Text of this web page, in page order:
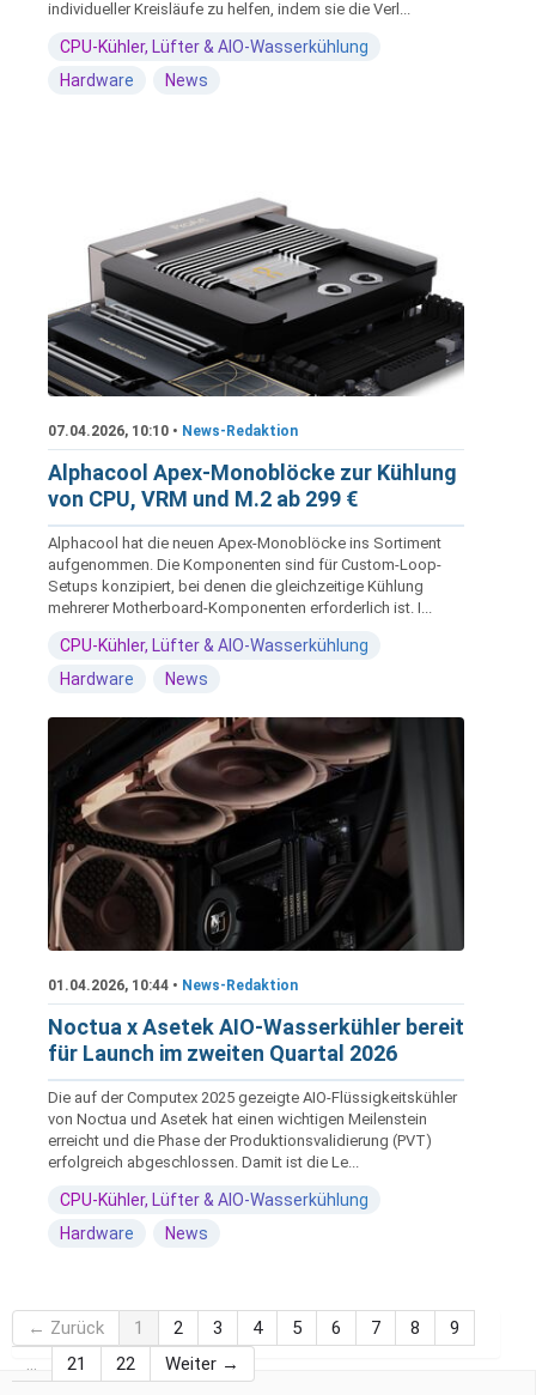
individueller Kreisläufe zu helfen, indem sie die Verl...
CPU-Kühler, Lüfter & AIO-Wasserkühlung
Hardware
News
07.04.2026, 10:10 • News-Redaktion
Alphacool Apex-Monoblöcke zur Kühlung
von CPU, VRM und M.2 ab 299 €
Alphacool hat die neuen Apex-Monoblöcke ins Sortiment
aufgenommen. Die Komponenten sind für Custom-Loop-
Setups konzipiert, bei denen die gleichzeitige Kühlung
mehrerer Motherboard-Komponenten erforderlich ist. I...
CPU-Kühler, Lüfter & AIO-Wasserkühlung
Hardware
News
01.04.2026, 10:44 • News-Redaktion
Noctua x Asetek AIO-Wasserkühler bereit
für Launch im zweiten Quartal 2026
Die auf der Computex 2025 gezeigte AIO-Flüssigkeitskühler
von Noctua und Asetek hat einen wichtigen Meilenstein
erreicht und die Phase der Produktionsvalidierung (PVT)
erfolgreich abgeschlossen. Damit ist die Le...
CPU-Kühler, Lüfter & AIO-Wasserkühlung
Hardware
News
← Zurück 1 2 3 4 5 6 7 8
9
…
21 22 Weiter →